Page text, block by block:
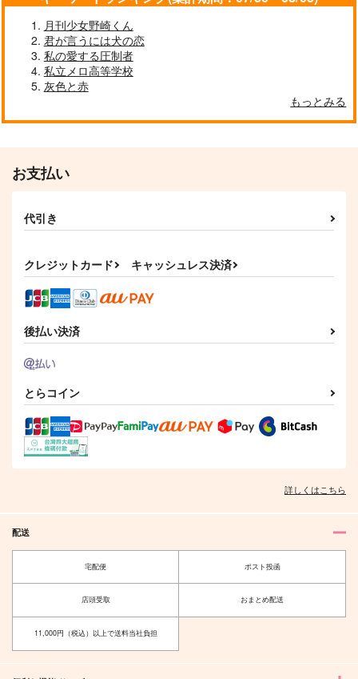
サンプル
作品詳細
サンプル サンプル
月刊少女野崎くん
君が言うには犬の恋
私の愛する圧制者
私立メロ高等学校
灰色と赤
もっとみる
お支払い
代引き
クレジットカード キャッシュレス決済
後払い決済
とらコイン
詳しくはこちら
配送
宅配便 ポスト投函
店頭受取 おまとめ配送
11,000円（税込）以上で送料当社負担